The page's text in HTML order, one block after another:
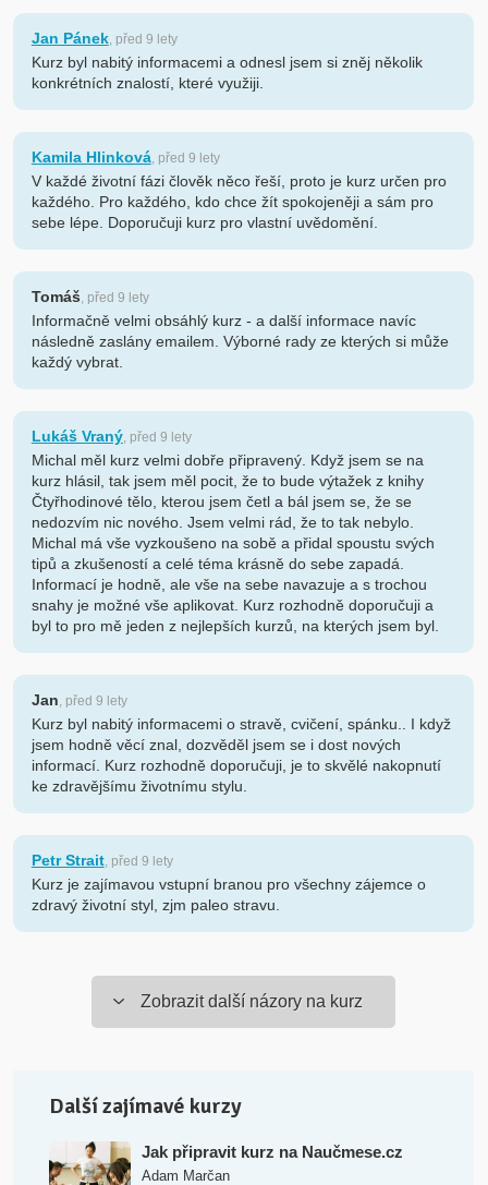
Jan Pánek, před 9 lety
Kurz byl nabitý informacemi a odnesl jsem si zněj několik
konkrétních znalostí, které využiji.
Kamila Hlinková, před 9 lety
V každé životní fázi člověk něco řeší, proto je kurz určen pro
každého. Pro každého, kdo chce žít spokojeněji a sám pro
sebe lépe. Doporučuji kurz pro vlastní uvědomění.
Tomáš, před 9 lety
Informačně velmi obsáhlý kurz - a další informace navíc
následně zaslány emailem. Výborné rady ze kterých si může
každý vybrat.
Lukáš Vraný, před 9 lety
Michal měl kurz velmi dobře připravený. Když jsem se na
kurz hlásil, tak jsem měl pocit, že to bude výtažek z knihy
Čtyřhodinové tělo, kterou jsem četl a bál jsem se, že se
nedozvím nic nového. Jsem velmi rád, že to tak nebylo.
Michal má vše vyzkoušeno na sobě a přidal spoustu svých
tipů a zkušeností a celé téma krásně do sebe zapadá.
Informací je hodně, ale vše na sebe navazuje a s trochou
snahy je možné vše aplikovat. Kurz rozhodně doporučuji a
byl to pro mě jeden z nejlepších kurzů, na kterých jsem byl.
Jan, před 9 lety
Kurz byl nabitý informacemi o stravě, cvičení, spánku.. I když
jsem hodně věcí znal, dozvěděl jsem se i dost nových
informací. Kurz rozhodně doporučuji, je to skvělé nakopnutí
ke zdravějšímu životnímu stylu.
Petr Strait, před 9 lety
Kurz je zajímavou vstupní branou pro všechny zájemce o
zdravý životní styl, zjm paleo stravu.
Zobrazit další názory na kurz
Další zajímavé kurzy
Jak připravit kurz na Naučmese.cz
Adam Marčan